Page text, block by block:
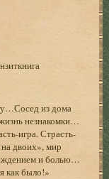
из дома
незнакомки…
игра. Страсть-
двоих», мир
и болью…
как было!»